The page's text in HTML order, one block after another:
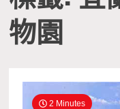
物園
2 Minutes